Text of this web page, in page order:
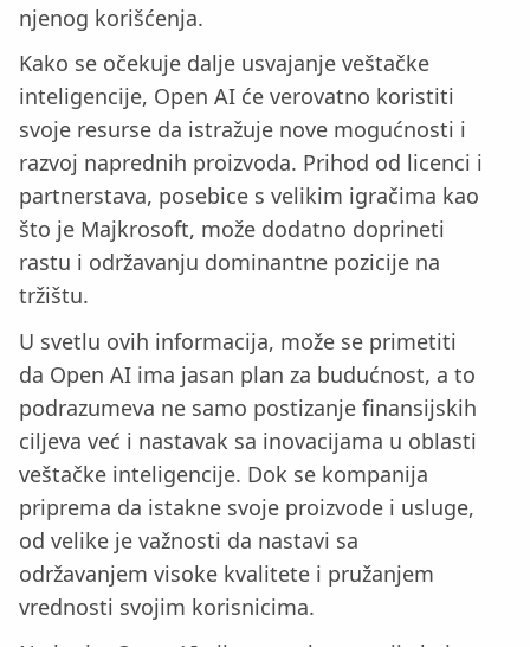
njenog korišćenja.
Kako se očekuje dalje usvajanje veštačke
inteligencije, Open AI će verovatno koristiti
svoje resurse da istražuje nove mogućnosti i
razvoj naprednih proizvoda. Prihod od licenci i
partnerstava, posebice s velikim igračima kao
što je Majkrosoft, može dodatno doprineti
rastu i održavanju dominantne pozicije na
tržištu.
U svetlu ovih informacija, može se primetiti
da Open AI ima jasan plan za budućnost, a to
podrazumeva ne samo postizanje finansijskih
ciljeva već i nastavak sa inovacijama u oblasti
veštačke inteligencije. Dok se kompanija
priprema da istakne svoje proizvode i usluge,
od velike je važnosti da nastavi sa
održavanjem visoke kvalitete i pružanjem
vrednosti svojim korisnicima.